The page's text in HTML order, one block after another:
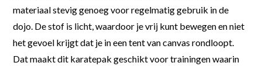
materiaal stevig genoeg voor regelmatig gebruik in de
dojo. De stof is licht, waardoor je vrij kunt bewegen en niet
het gevoel krijgt dat je in een tent van canvas rondloopt.
Dat maakt dit karatepak geschikt voor trainingen waarin